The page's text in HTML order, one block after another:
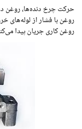
حرکت چرخ‌ دنده‌ها، روغن
روغن با فشار از لوله‌های
روغن کاری جریان پیدا